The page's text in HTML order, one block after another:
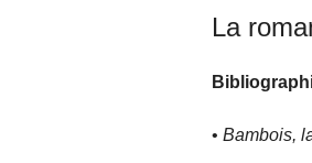
La
• Bambois,